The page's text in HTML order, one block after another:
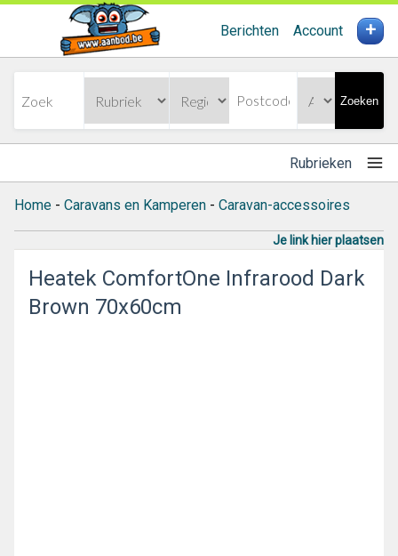
Berichten Account +
Zoeken
Rubrieken
Home - Caravans en Kamperen - Caravan-accessoires
Je link hier plaatsen
Heatek ComfortOne Infrarood Dark
Brown 70x60cm